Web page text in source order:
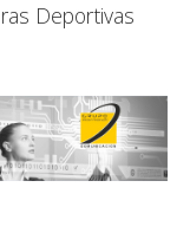
Deportivas